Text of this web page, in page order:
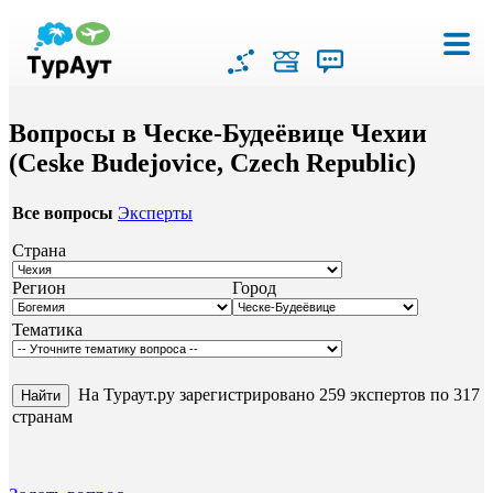
Вопросы в Ческе-Будеёвице Чехии
(Ceske Budejovice, Czech Republic)
Все вопросы Эксперты
Страна
Регион
Город
Тематика
На Тураут.ру зарегистрировано 259 экспертов по 317
странам